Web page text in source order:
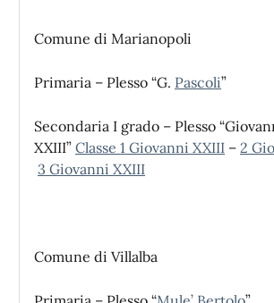
Comune di Marianopoli
Primaria – Plesso “G. Pascoli”
Secondaria I grado – Plesso
XXIII” Classe 1 Giovanni XXIII – 2
3 Giovanni XXIII
Comune di Villalba